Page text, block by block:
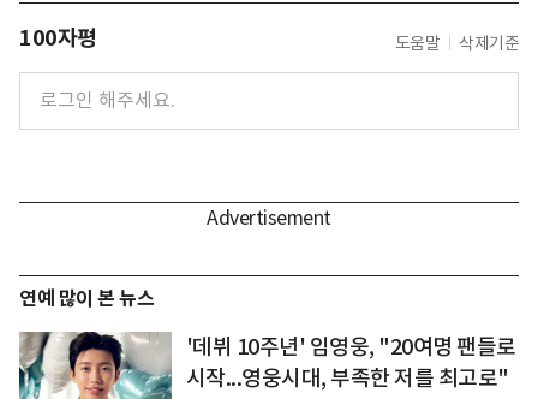
100자평 도움말 삭제기준
연예 많이 본 뉴스
'데뷔 10주년' 임영웅, "20여명 팬들로
시작...영웅시대, 부족한 저를 최고로"